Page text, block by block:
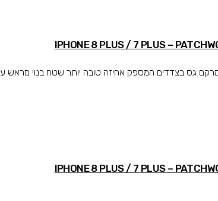
גס בצדדים המספק אחיזה טובה יותר שטח בנוי מראש